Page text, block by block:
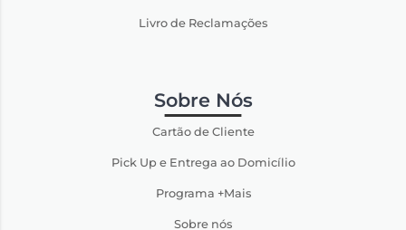
Livro de Reclamações
Sobre Nós
Cartão de Cliente
Pick Up e Entrega ao Domicílio
Programa +Mais
Sobre nós